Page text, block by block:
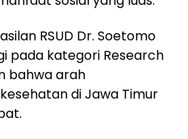
RSUD Dr. Soetomo
pada kategori Research
bahwa arah
di Jawa Timur